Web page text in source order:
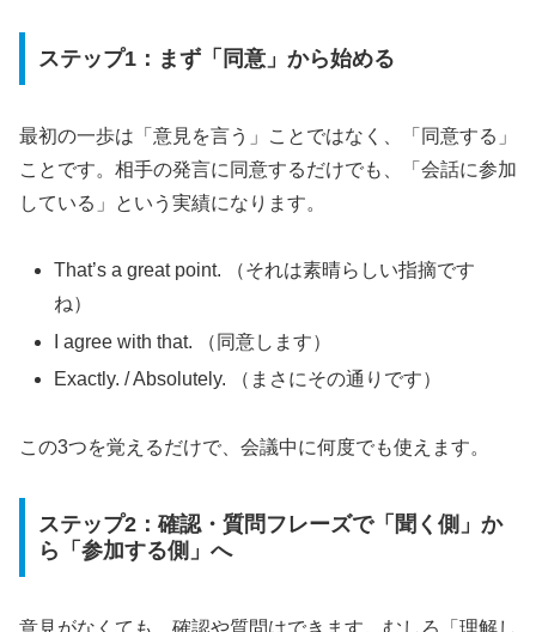
ステップ1：まず「同意」から始める
最初の一歩は「意見を言う」ことではなく、「同意する」
ことです。相手の発言に同意するだけでも、「会話に参加
している」という実績になります。
That’s a great point. （それは素晴らしい指摘です
ね）
I agree with that. （同意します）
Exactly. / Absolutely. （まさにその通りです）
この3つを覚えるだけで、会議中に何度でも使えます。
ステップ2：確認・質問フレーズで「聞く側」か
ら「参加する側」へ